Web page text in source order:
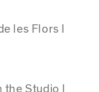
les Flors I
Studio I